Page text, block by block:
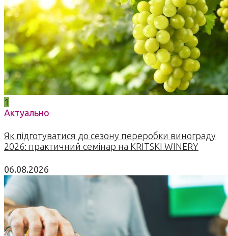
1
Актуально
Як підготуватися до сезону переробки винограду
2026: практичний семінар на KRITSKI WINERY
06.08.2026